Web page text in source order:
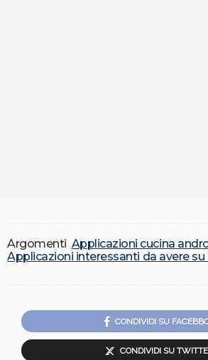
Argomenti Applicazioni cucina
Applicazioni interessanti da avere su
CONDIVIDI SU
CONDIVIDI SU